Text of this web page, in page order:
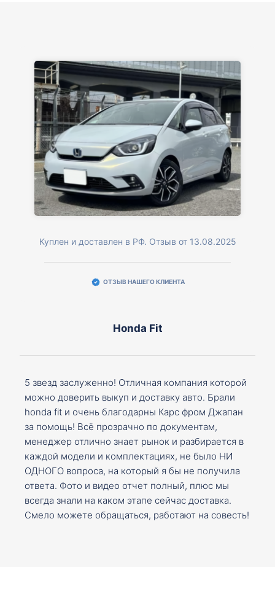
Куплен и доставлен в РФ. Отзыв от 13.08.2025
ОТЗЫВ НАШЕГО КЛИЕНТА
Honda Fit
5 звезд заслуженно! Отличная компания которой
можно доверить выкуп и доставку авто. Брали
honda fit и очень благодарны Карс фром Джапан
за помощь! Всё прозрачно по документам,
менеджер отлично знает рынок и разбирается в
каждой модели и комплектациях, не было НИ
ОДНОГО вопроса, на который я бы не получила
ответа. Фото и видео отчет полный, плюс мы
всегда знали на каком этапе сейчас доставка.
Смело можете обращаться, работают на совесть!